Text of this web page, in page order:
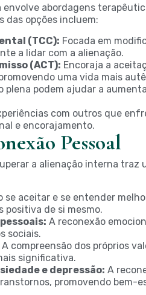
abordagens
das opções incluem:
(TCC): Focada em
a lidar com a alienação.
(ACT): Encoraja a
uma vida mais
plena podem ajudar a
com outros que
e encorajamento.
Pessoal
a alienação interna traz
se aceitar e se entender
positiva de si mesmo.
A reconexão
sociais.
A compreensão dos próprios
significativa.
e depressão: A
promovendo bem-